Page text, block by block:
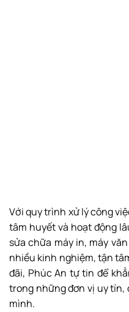
Với quy trình xử lý công
tâm huyết và hoạt động
sửa chữa máy in, máy
nhiều kinh nghiệm, tận
đãi, Phúc An tự tin để
trong những đơn vị uy
mình.